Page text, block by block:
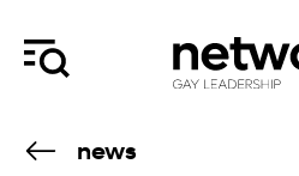
news